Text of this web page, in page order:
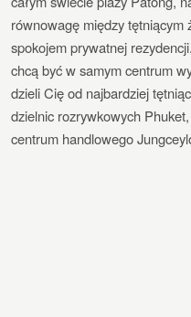
równowagę między tętniącym
spokojem prywatnej
chcą być w samym centrum
dzieli Cię od najbardziej
dzielnic rozrywkowych
centrum handlowego